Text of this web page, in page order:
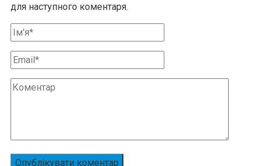
для наступного коментаря.